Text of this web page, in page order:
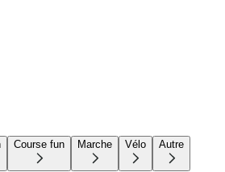
Course fun Marche Vélo Autre